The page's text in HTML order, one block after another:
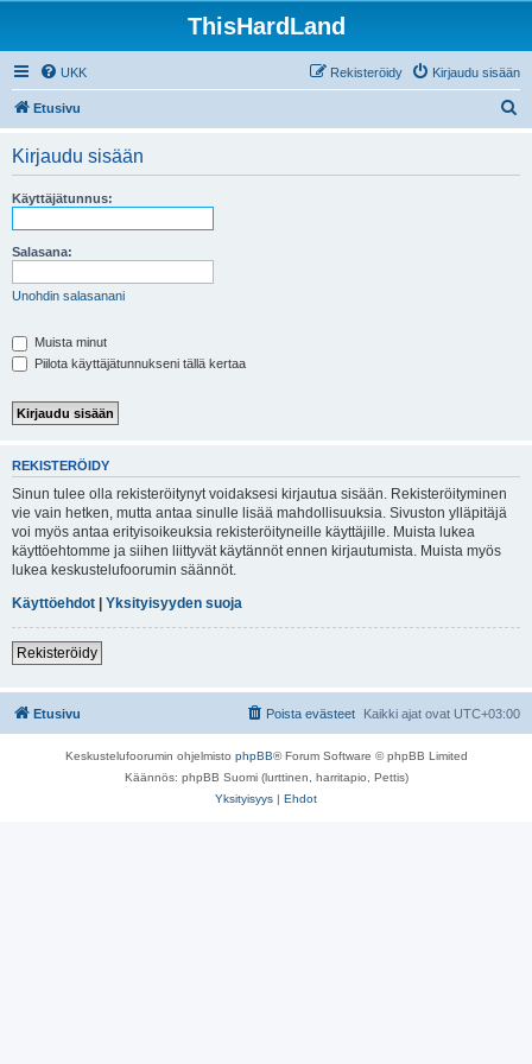
ThisHardLand
UKK Kirjaudu sisään
Rekisteröidy
Etusivu
Kirjaudu sisään
Käyttäjätunnus:
Salasana:
Unohdin salasanani
Muista minut
Piilota käyttäjätunnukseni tällä kertaa
REKISTERÖIDY
Sinun tulee olla rekisteröitynyt voidaksesi kirjautua sisään. Rekisteröityminen
vie vain hetken, mutta antaa sinulle lisää mahdollisuuksia. Sivuston ylläpitäjä
voi myös antaa erityisoikeuksia rekisteröityneille käyttäjille. Muista lukea
käyttöehtomme ja siihen liittyvät käytännöt ennen kirjautumista. Muista myös
lukea keskustelufoorumin säännöt.
Käyttöehdot | Yksityisyyden suoja
Rekisteröidy
Etusivu Kaikki ajat ovat UTC+03:00
Poista evästeet
Keskustelufoorumin ohjelmisto phpBB® Forum Software © phpBB Limited
Käännös: phpBB Suomi (lurttinen, harritapio, Pettis)
Yksityisyys | Ehdot